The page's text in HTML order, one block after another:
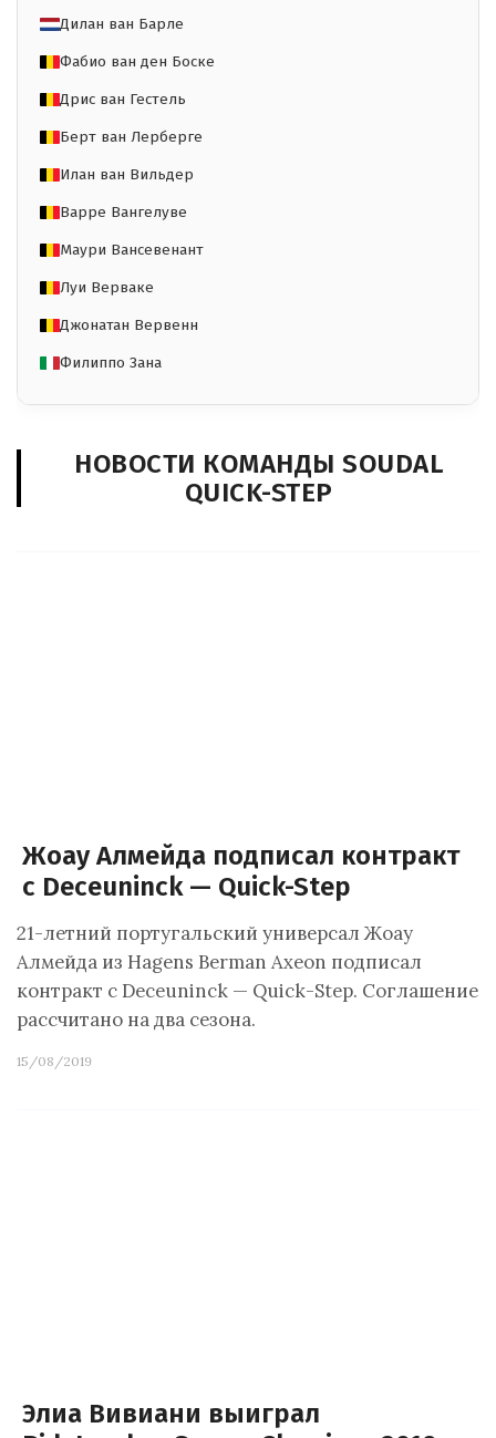
Дилан ван Барле
Фабио ван ден Боске
Дрис ван Гестель
Берт ван Лерберге
Илан ван Вильдер
Варре Вангелуве
Маури Вансевенант
Луи Верваке
Джонатан Вервенн
Филиппо Зана
НОВОСТИ КОМАНДЫ SOUDAL
QUICK-STEP
Жоау Алмейда подписал контракт
с Deceuninck — Quick-Step
21-летний португальский универсал Жоау
Алмейда из Hagens Berman Axeon подписал
контракт с Deceuninck — Quick-Step. Соглашение
рассчитано на два сезона.
15/08/2019
Элиа Вивиани выиграл